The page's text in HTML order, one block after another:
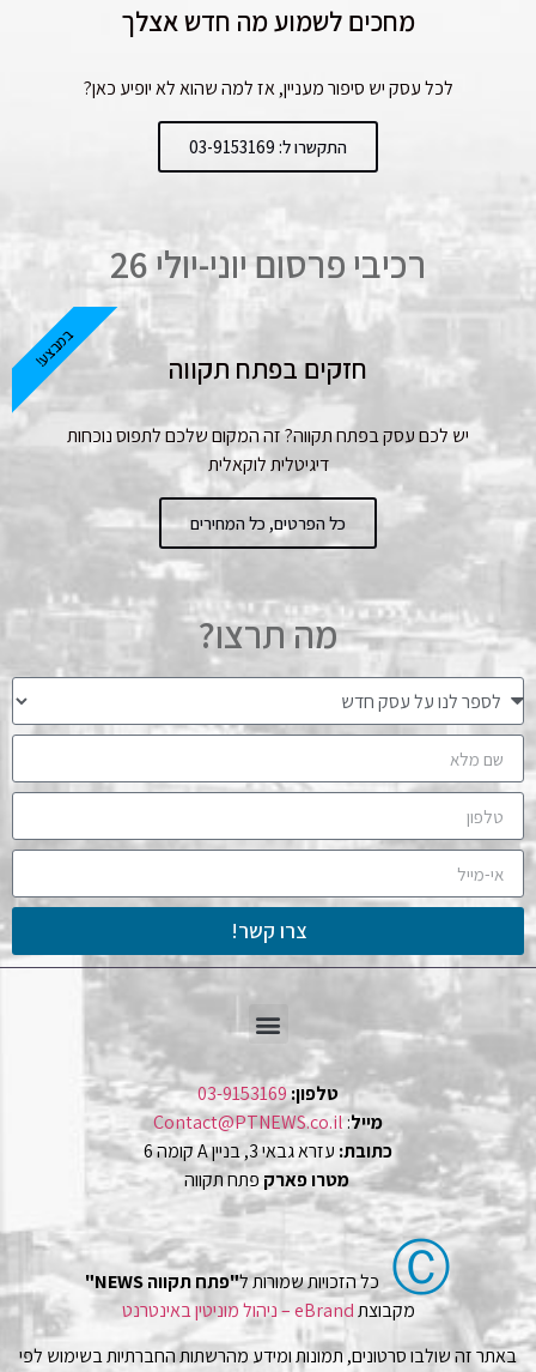
מחכים לשמוע מה חדש אצלך
לכל עסק יש סיפור מעניין, אז למה שהוא לא יופיע כאן?
התקשרו ל: 03-9153169
רכיבי פרסום יוני-יולי 26
חזקים בפתח תקווה
יש לכם עסק בפתח תקווה? זה המקום שלכם לתפוס נוכחות
דיגיטלית לוקאלית
כל הפרטים, כל המחירים
במבצע!
מה תרצו?
צרו קשר!
טלפון:03-9153169
מייל:
Contact@PTNEWS.co.il
כתובת: עזרא גבאי 3, בניין A קומה 6
מטרו פארק פתח תקווה
Ⓒ כל הזכויות שמורות ל"פתח תקווה NEWS"
מקבוצתeBrand – ניהול מוניטין באינטרנט
באתר זה שולבו סרטונים, תמונות ומידע מהרשתות החברתיות בשימוש לפי